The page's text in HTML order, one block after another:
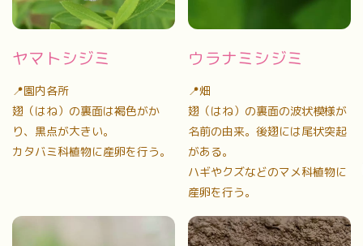
ヤマトシジミ
📍園内各所
翅（はね）の裏面は褐色がか
り、黒点が大きい。
カタバミ科植物に産卵を行う。
ウラナミシジミ
📍畑
翅（はね）の裏面の波状模様が
名前の由来。後翅には尾状突起
がある。
ハギやクズなどのマメ科植物に
産卵を行う。